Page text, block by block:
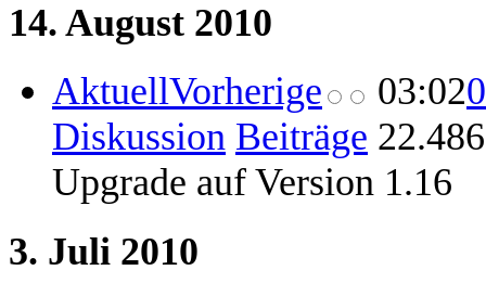
14. August 2010
AktuellVorherige 03:02
Diskussion Beiträge
Upgrade auf Version 1.16
3. Juli 2010